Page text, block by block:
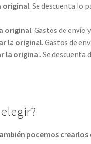
original. Se descuenta lo
original. Gastos de envío
la original. Gastos de
la original. Se descuenta
podemos crearlos